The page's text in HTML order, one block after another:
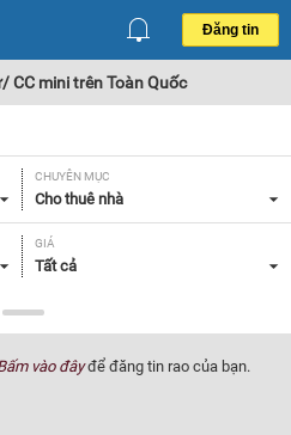
Đăng tin
CC mini trên Toàn Quốc
CHUYÊN MỤC
Cho thuê nhà
GIÁ
Tất cả
SỐ PHÒNG NGỦ
Tất cả
vào đâyđể đăng tin rao của bạn.